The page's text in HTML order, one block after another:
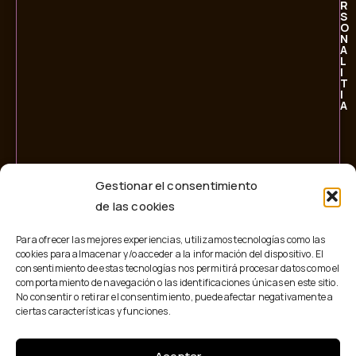
Gestionar el consentimiento
de las cookies
Para ofrecer las mejores experiencias, utilizamos tecnologías como las
cookies para almacenar y/o acceder a la información del dispositivo. El
consentimiento de estas tecnologías nos permitirá procesar datos como el
comportamiento de navegación o las identificaciones únicas en este sitio.
No consentir o retirar el consentimiento, puede afectar negativamente a
ciertas características y funciones.
R
S
O
N
A
L
I
T
I
A